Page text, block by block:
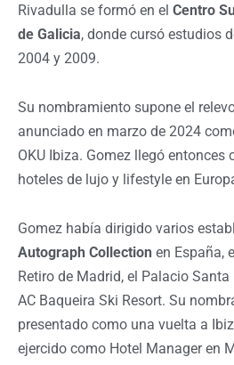
Rivadulla se formó en el Centro
de Galicia, donde cursó estudios
2004 y 2009.
Su nombramiento supone el
anunciado en marzo de 2024
OKU Ibiza. Gomez llegó entonces
hoteles de lujo y lifestyle en
Gomez había dirigido varios
Autograph Collection en España,
Retiro de Madrid, el Palacio
AC Baqueira Ski Resort. Su
presentado como una vuelta a
ejercido como Hotel Manager en